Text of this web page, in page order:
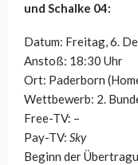
und Schalke 04:
Datum: Freitag, 6.
Anstoß: 18:30 Uhr
Ort: Paderborn
Wettbewerb: 2.
Free-TV: –
Pay-TV: Sky
Beginn der